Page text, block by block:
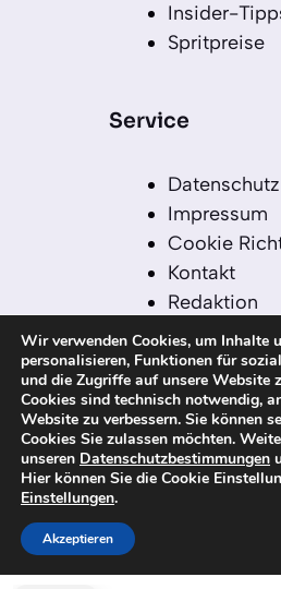
Insider-
Spritpreise
Service
Datenschutz
Impressum
Cookie
Kontakt
Redaktion
Sitemap
Einsatz von
Redaktion
© 2026 kanaren-
Rechte vorbehalten
Wir verwenden Cookies, um Inhalte
personalisieren, Funktionen für
und die Zugriffe auf unsere Website
Cookies sind technisch notwendig,
Website zu verbessern. Sie können
Cookies Sie zulassen möchten.
unseren Datenschutzbestimmungen
Hier können Sie die Cookie
Einstellungen.
Akzeptieren